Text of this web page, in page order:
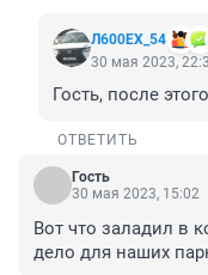
Л600EХ_54
30 мая 2023,
Гость, после
ОТВЕТИТЬ
Гость
30 мая 2023, 15:02
Вот что заладил в
дело для наших